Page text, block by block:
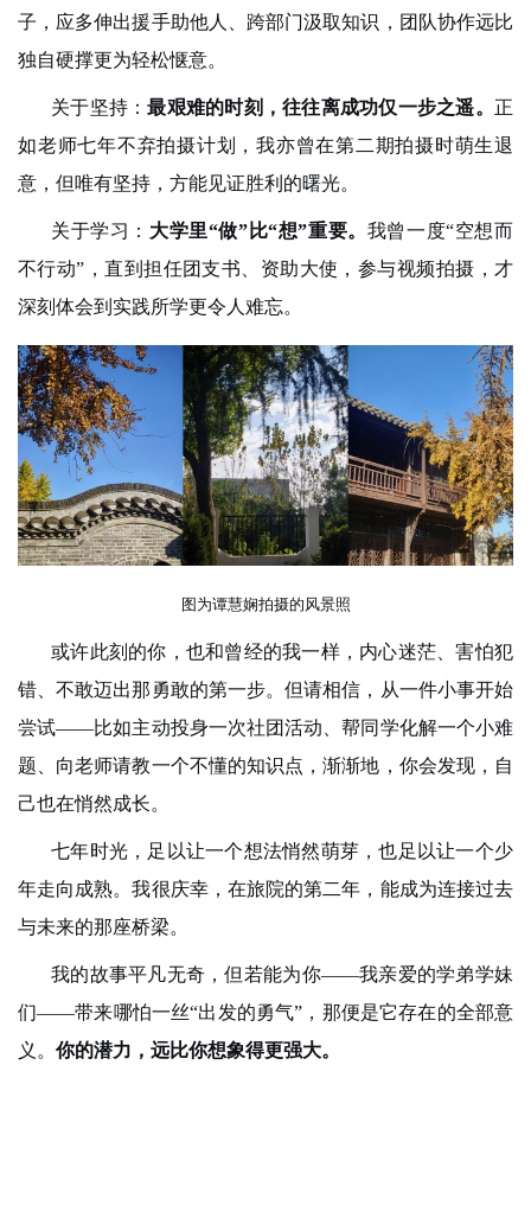
子，应多伸出援手助他人、跨部门汲取知识，团队协作远比
独自硬撑更为轻松惬意。
关于坚持：最艰难的时刻，往往离成功仅一步之遥。 正
如老师七年不弃拍摄计划，我亦曾在第二期拍摄时萌生退
意，但唯有坚持，方能见证胜利的曙光。
关于学习： 大学里“做”比“想”重要。 我曾一度“空想而
不行动”，直到担任团支书、资助大使，参与视频拍摄，才
深刻体会到实践所学更令人难忘。
图为谭慧娴拍摄的风景照
或许此刻的你，也和曾经的我一样，内心迷茫、害怕犯
错、不敢迈出那勇敢的第一步。但请相信，从一件小事开始
尝试——比如主动投身一次社团活动、帮同学化解一个小难
题、向老师请教一个不懂的知识点，渐渐地，你会发现，自
己也在悄然成长。
七年时光，足以让一个想法悄然萌芽，也足以让一个少
年走向成熟。我很庆幸，在旅院的第二年，能成为连接过去
与未来的那座桥梁。
我的故事平凡无奇，但若能为你——我亲爱的学弟学妹
们——带来哪怕一丝“出发的勇气”，那便是它存在的全部意
义。 你的潜力，远比你想象得更强大。